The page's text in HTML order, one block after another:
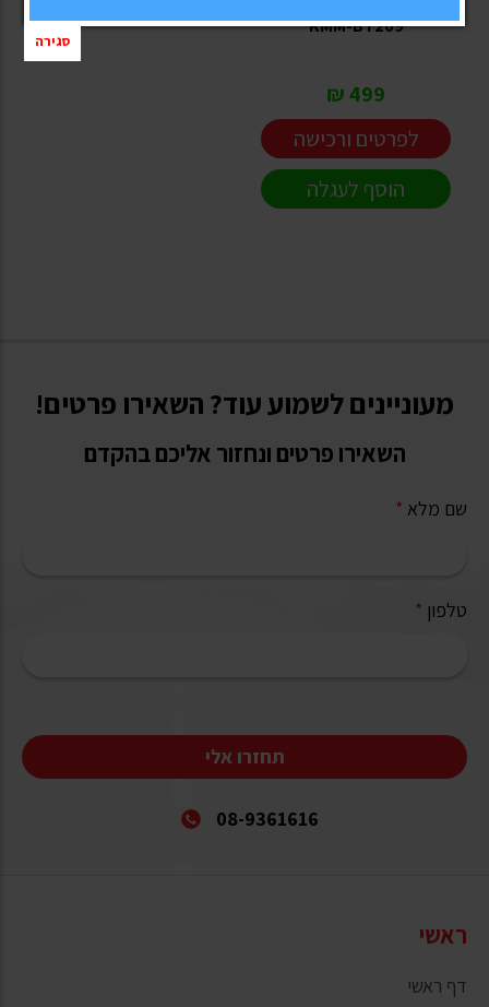
KMM-BT209
499 ₪
לפרטים ורכישה
הוסף לעגלה
מעוניינים לשמוע עוד? השאירו פרטים!
השאירו פרטים ונחזור אליכם בהקדם
שם מלא *
טלפון *
תחזרו אלי
08-9361616
ראשי
דף ראשי
סגירה